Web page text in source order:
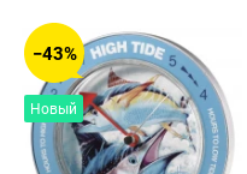
−43%
Новый